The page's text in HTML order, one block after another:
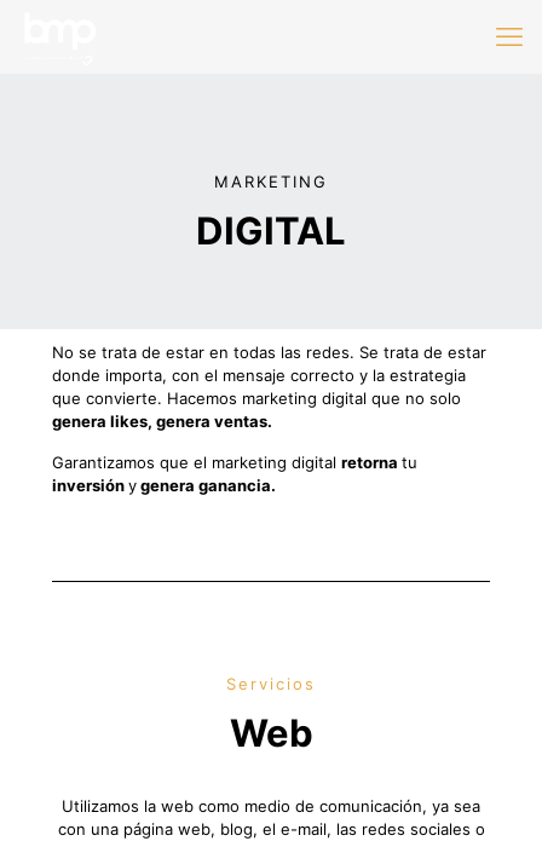
MARKETING
DIGITAL
No se trata de estar en todas las redes. Se trata de estar
donde importa, con el mensaje correcto y la estrategia
que convierte. Hacemos marketing digital que no solo
genera likes, genera ventas.
Garantizamos que el marketing digital retorna tu
inversiónygenera ganancia.
Servicios
Web
Utilizamos la web como medio de comunicación, ya sea
con una página web, blog, el e-mail, las redes sociales o